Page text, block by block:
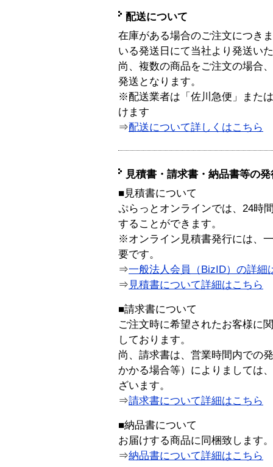
配送について
在庫がある場合のご注文につき
いる発送日にて当社より発送い
尚、複数の商品をご注文の場合
発送となります。
※配送業者は「佐川急便」また
けます
⇒配送について詳しくはこちら
見積書・請求書・納品書等の
■見積書について
ぷらっとオンラインでは、24時
することができます。
※オンライン見積書発行には、
要です。
⇒一般法人会員（BizID）の詳細
⇒ 見積書について詳細はこちら
■請求書について
ご注文時に希望されたお客様に
しております。
尚、請求書は、営業時間内での
かかる場合等）によりましては
ざいます。
⇒請求書について詳細はこちら
■納品書について
お届けする商品に同梱致します。
⇒納品書について詳細はこちら